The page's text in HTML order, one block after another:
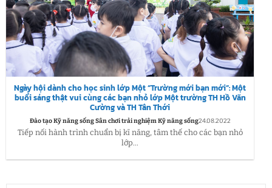
Ngày hội dành cho học sinh lớp Một “Trường mới bạn mới”: Một
buổi sáng thật vui cùng các bạn nhỏ lớp Một trường TH Hồ Văn
Cường và TH Tân Thới
Đào tạo Kỹ năng sống Sân chơi trải nghiệm Kỹ năng sống24.08.2022
Tiếp nối hành trình chuẩn bị kĩ năng, tâm thế cho các bạn nhỏ
lớp...